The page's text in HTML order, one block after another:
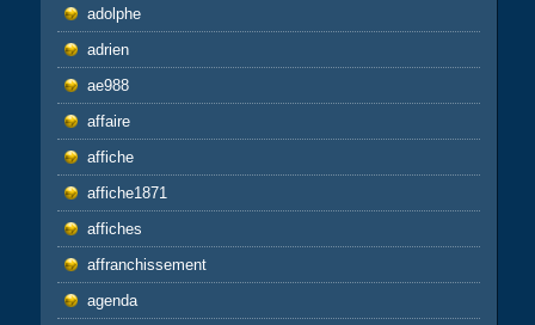
adolphe
adrien
ae988
affaire
affiche
affiche1871
affiches
affranchissement
agenda